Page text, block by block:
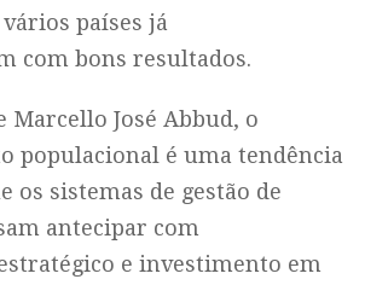
países já
com bons resultados.
Marcello José Abbud, o
populacional é uma tendência
os sistemas de gestão de
antecipar com
e investimento em